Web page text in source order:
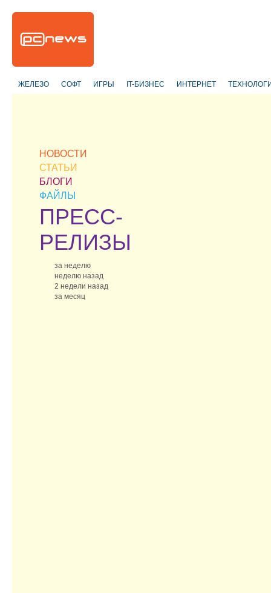
ЖЕЛЕЗО СОФТ ИГРЫ IT-БИЗНЕС ИНТЕРНЕТ
НОВОСТИ
СТАТЬИ
БЛОГИ
ФАЙЛЫ
ПРЕСС-
РЕЛИЗЫ
за неделю
неделю назад
2 недели назад
за месяц